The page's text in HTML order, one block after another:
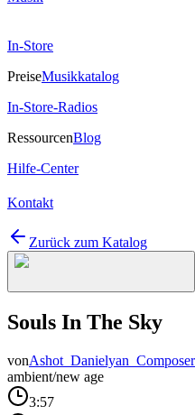
In-Store
PreiseMusikkatalog
In-Store-Radios
RessourcenBlog
Hilfe-Center
Kontakt
Zurück zum Katalog
Souls In The Sky
vonAshot_Danielyan_Composer
ambient/new age
3:57